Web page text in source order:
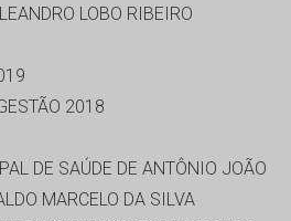
LOBO RIBEIRO
2018
DE SAÚDE DE ANTÔNIO JOÃO
MARCELO DA SILVA